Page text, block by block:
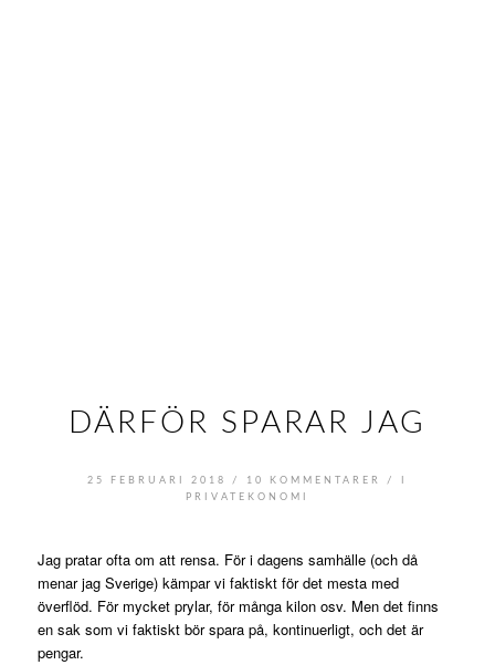
DÄRFÖR SPARAR JAG
25 FEBRUARI 2018 / 10 KOMMENTARER /
PRIVATEKONOMI
Jag pratar ofta om att rensa. För i dagens samhälle (och då
menar jag Sverige) kämpar vi faktiskt för det mesta med
överflöd. För mycket prylar, för många kilon osv. Men det finns
en sak som vi faktiskt bör spara på, kontinuerligt, och det är
pengar.